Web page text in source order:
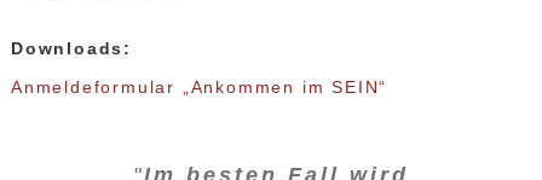
Downloads:
Anmeldeformular „Ankommen im SEIN“